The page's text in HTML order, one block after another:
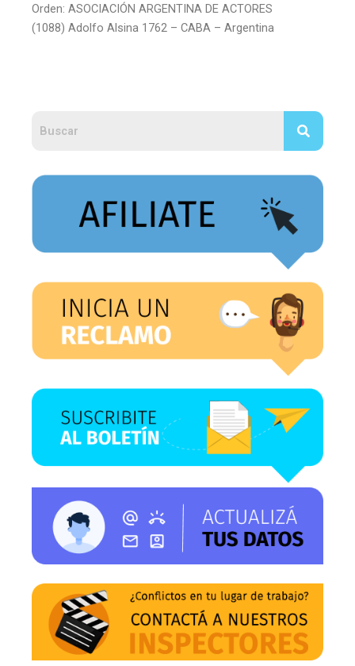
Orden: ASOCIACIÓN ARGENTINA DE ACTORES
(1088) Adolfo Alsina 1762 – CABA – Argentina